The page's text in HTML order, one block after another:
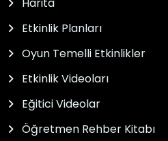
Etkinlik Planları
Oyun Temelli Etkinlikler
Etkinlik Videoları
Eğitici Videolar
Öğretmen Rehber Kitabı